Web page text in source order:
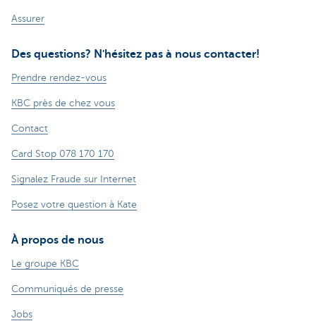
Assurer
Des questions? N'hésitez pas à nous contacter!
Prendre rendez-vous
KBC près de chez vous
Contact
Card Stop 078 170 170
Signalez Fraude sur Internet
Posez votre question à Kate
À propos de nous
Le groupe KBC
Communiqués de presse
Jobs